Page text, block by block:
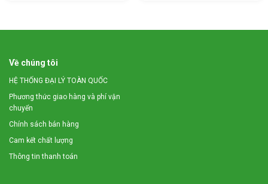
hoàng triệu đô”
Về chúng tôi
HỆ THỐNG ĐẠI LÝ TOÀN QUỐC
Phương thức giao hàng và phí vận
chuyển
Chính sách bán hàng
Cam kết chất lượng
Thông tin thanh toán